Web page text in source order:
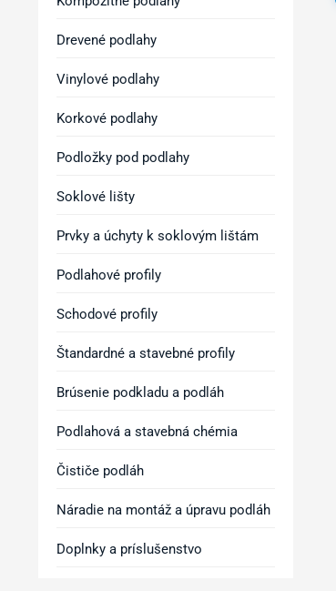
Drevené podlahy
Vinylové podlahy
Korkové podlahy
Podložky pod podlahy
Soklové lišty
Prvky a úchyty k soklovým lištám
Podlahové profily
Schodové profily
Štandardné a stavebné profily
Brúsenie podkladu a podláh
Podlahová a stavebná chémia
Čističe podláh
Náradie na montáž a úpravu podláh
Doplnky a príslušenstvo